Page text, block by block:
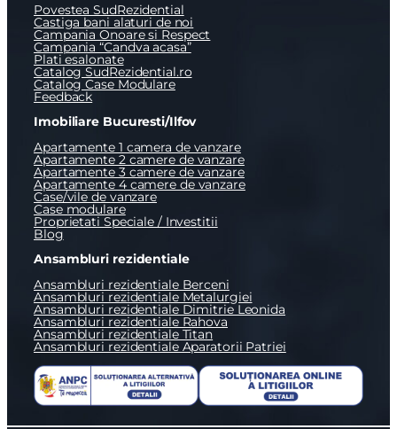
Povestea SudRezidential
Castiga bani alaturi de noi
Campania Onoare si Respect
Campania “Candva acasa”
Plati esalonate
Catalog SudRezidential.ro
Catalog Case Modulare
Feedback
Imobiliare Bucuresti/Ilfov
Apartamente 1 camera de vanzare
Apartamente 2 camere de vanzare
Apartamente 3 camere de vanzare
Apartamente 4 camere de vanzare
Case/vile de vanzare
Case modulare
Proprietati Speciale / Investitii
Blog
Ansambluri rezidentiale
Ansambluri rezidentiale Berceni
Ansambluri rezidentiale Metalurgiei
Ansambluri rezidentiale Dimitrie Leonida
Ansambluri rezidentiale Rahova
Ansambluri rezidentiale Titan
Ansambluri rezidentiale Aparatorii Patriei